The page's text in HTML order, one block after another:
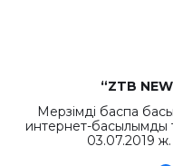
“ZTB
Мерзімді баспа
интернет-басылымды
03.07.2019